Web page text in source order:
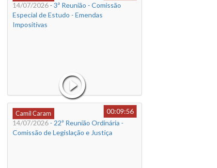
14/07/2026 - 3ª Reunião - Comissão
Especial de Estudo - Emendas
Impositivas
Camil Caram
00:09:56
14/07/2026 - 22ª Reunião Ordinária -
Comissão de Legislação e Justiça